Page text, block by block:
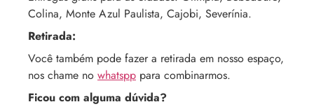
Colina, Monte Azul Paulista, Cajobi, Severínia.
Retirada:
Você também pode fazer a retirada em nosso espaço,
nos chame no whatspp para combinarmos.
Ficou com alguma dúvida?